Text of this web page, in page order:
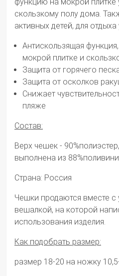
скользкому полу дома.
активных детей, для
Антискользящая
мокрой плитке и
Защита от горячего
Защита от осколков
Снижает
пляже
Состав:
Верх чешек -
выполнена из
Страна: Россия
Чешки продаются вместе с
вешалкой, на которой
использования изделия.
Как подобрать размер:
размер 18-20 на ножку